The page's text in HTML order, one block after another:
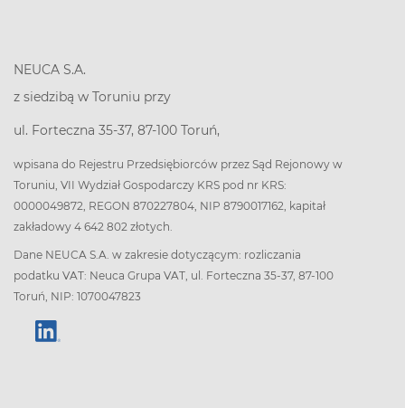
NEUCA S.A.
z siedzibą w Toruniu przy
ul. Forteczna 35-37, 87-100 Toruń,
wpisana do Rejestru Przedsiębiorców przez Sąd Rejonowy w
Toruniu, VII Wydział Gospodarczy KRS pod nr KRS:
0000049872, REGON 870227804, NIP 8790017162, kapitał
zakładowy 4 642 802 złotych.
Dane NEUCA S.A. w zakresie dotyczącym: rozliczania
podatku VAT: Neuca Grupa VAT, ul. Forteczna 35-37, 87-100
Toruń, NIP: 1070047823